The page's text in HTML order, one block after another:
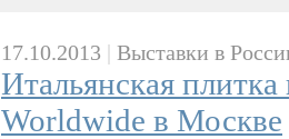
17.10.2013 | Выставки в
Итальянская
Worldwide в Москве